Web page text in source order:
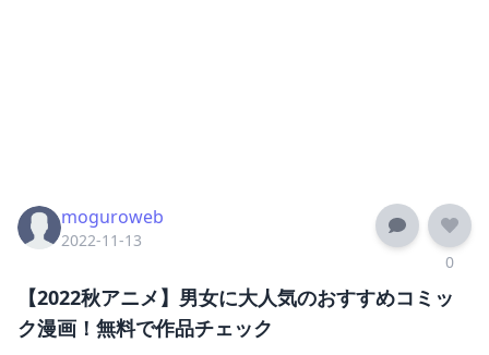
moguroweb
2022-11-13
0
【2022秋アニメ】男女に大人気のおすすめコミッ
ク漫画！無料で作品チェック